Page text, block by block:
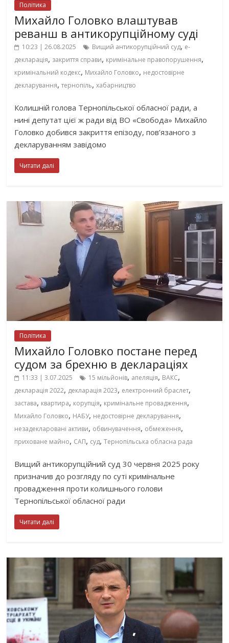
Політика
Михайло Головко влаштував
реванш в антикорупційному суді
10:23 | 26.08.2025 Вищий антикорупційний суд, е-
декларація, закриття справи, кримінальне правопорушення,
кримінальний кодекс, Михайло Головко, недостовірне
декларування,тернопіль,хабарництво
Колишній голова Тернопільської обласної ради, а
нині депутат цієї ж ради від ВО «Свобода» Михайло
Головко добився закриття епізоду, пов’язаного з
декларуванням завідомо
Читати далі
Політика
Михайло Головко постане перед
судом за брехню в деклараціях
11:33 | 3.07.2025 15 мільйонів, апеляція, ВАКС,
декларація 2022, декларація 2023, електронний браслет,
застава, квартира, корупція, кримінальне провадження,
Михайло Головко, НАБУ, недостовірне декларування,
незадекларовані активи, обвинувачення, обмеження,
приховане майно, САП, суд,Тернопільська обласна рада
Вищий антикорупційний суд 30 червня 2025 року
призначив до розгляду по суті кримінальне
провадження проти колишнього голови
Тернопільської обласної ради
Читати далі